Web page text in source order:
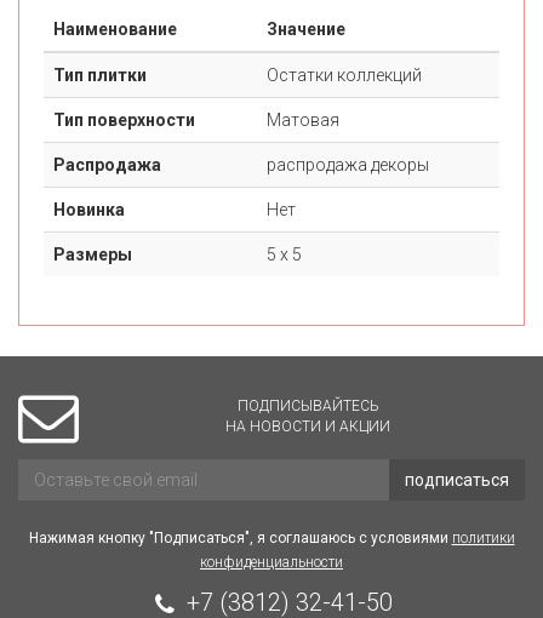
Наименование Значение
Тип плитки Остатки коллекций
Тип поверхности Матовая
Распродажа распродажа декоры
Новинка Нет
Размеры 5 х 5
ПОДПИСЫВАЙТЕСЬ
НА НОВОСТИ И АКЦИИ
подписаться
Нажимая кнопку "Подписаться", я соглашаюсь с условиями политики
конфиденциальности
+7 (3812) 32-41-50